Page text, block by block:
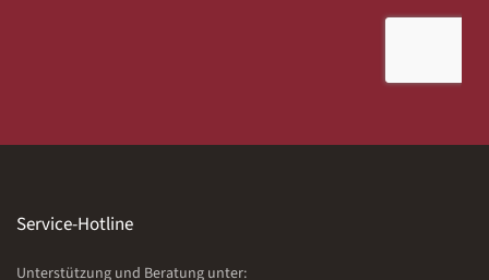
Service-Hotline
Unterstützung und Beratung unter: